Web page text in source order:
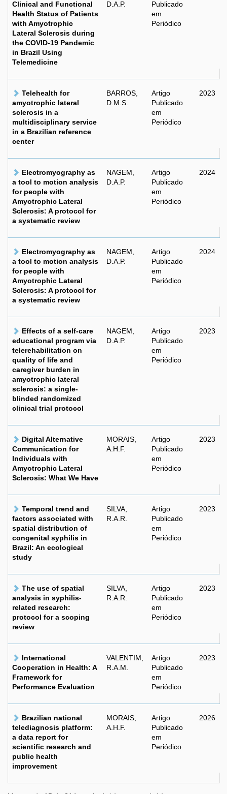
Clinical and Functional
Health Status of Patients
with Amyotrophic
Lateral Sclerosis during
the COVID-19 Pandemic
in Brazil Using
Telemedicine
D.A.P.
Publicado
em
Periódico
Telehealth for
amyotrophic lateral
sclerosis in a
multidisciplinary service
in a Brazilian reference
center
BARROS,
D.M.S.
Artigo
Publicado
em
Periódico
2023
Electromyography as
a tool to motion analysis
for people with
Amyotrophic Lateral
Sclerosis: A protocol for
a systematic review
NAGEM,
D.A.P.
Artigo
Publicado
em
Periódico
2024
Electromyography as
a tool to motion analysis
for people with
Amyotrophic Lateral
Sclerosis: A protocol for
a systematic review
NAGEM,
D.A.P.
Artigo
Publicado
em
Periódico
2024
Effects of a self-care
educational program via
telerehabilitation on
quality of life and
caregiver burden in
amyotrophic lateral
sclerosis: a single-
blinded randomized
clinical trial protocol
NAGEM,
D.A.P.
Artigo
Publicado
em
Periódico
2023
Digital Alternative
Communication for
Individuals with
Amyotrophic Lateral
Sclerosis: What We Have
MORAIS,
A.H.F.
Artigo
Publicado
em
Periódico
2023
Temporal trend and
factors associated with
spatial distribution of
congenital syphilis in
Brazil: An ecological
study
SILVA,
R.A.R.
Artigo
Publicado
em
Periódico
2023
The use of spatial
analysis in syphilis-
related research:
protocol for a scoping
review
SILVA,
R.A.R.
Artigo
Publicado
em
Periódico
2023
International
Cooperation in Health: A
Framework for
Performance Evaluation
VALENTIM,
R.A.M.
Artigo
Publicado
em
Periódico
2023
Brazilian national
telediagnosis platform:
a data report for
scientific research and
public health
improvement
MORAIS,
A.H.F.
Artigo
Publicado
em
Periódico
2026